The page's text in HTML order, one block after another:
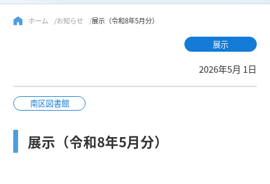
ホーム お知らせ 展示（令和8年5月分）
展示
2026年5月 1日
南区図書館
展示（令和8年5月分）